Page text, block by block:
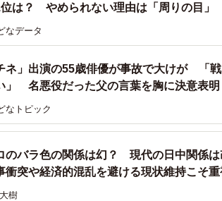
山米菓』がネーミングライツを所有する展
本夜景遺産』に選定されています」（ツイ
た人もそうでない人も、雪が落ち着いた春
テルにご来館予定の皆様へ。
担当としてこんな事を言っていいのかわ
の降雪、積雪が想像を絶する状況になって
だければ幸いです。
は？ やめられない理由は「周りの目」
なデータ
ネ」出演の55歳俳優が事故で大けが 「
」 名悪役だった父の言葉を胸に決意表明
なトピック
のバラ色の関係は幻？ 現代の日中関係
衝突や経済的混乱を避ける現状維持こそ重
樹